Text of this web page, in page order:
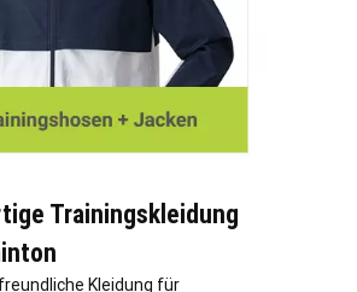
Trainingskleidung
Kleidung für